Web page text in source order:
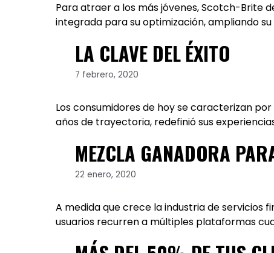
Para atraer a los más jóvenes, Scotch-Brite
integrada para su optimización, ampliando
LA CLAVE DEL ÉXITO
7 febrero, 2020
Los consumidores de hoy se caracterizan
años de trayectoria, redefinió sus
MEZCLA GANADORA
22 enero, 2020
A medida que crece la industria de servicios
usuarios recurren a múltiples plataformas